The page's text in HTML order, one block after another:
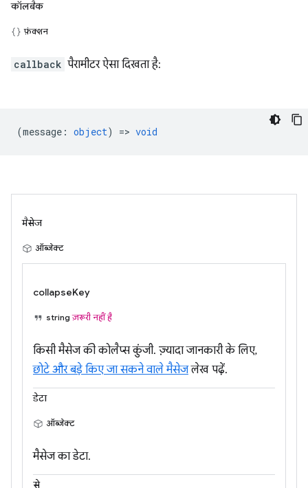
कॉलबैक
फ़ंक्शन
callback पैरामीटर ऐसा दिखता है:
(message : object) => void
मैसेज
ऑब्जेक्ट
collapseKey
stringज़रूरी नहीं है
किसी मैसेज की कोलैप्स कुंजी. ज़्यादा जानकारी के लिए,
छोटे और बड़े किए जा सकने वाले मैसेजलेख पढ़ें.
डेटा
ऑब्जेक्ट
मैसेज का डेटा.
से